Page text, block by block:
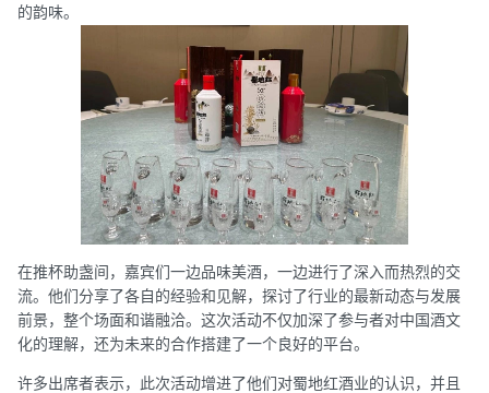
的韵味。
在推杯助盏间，嘉宾们一边品味美酒，一边进行了深入而热烈的交
流。他们分享了各自的经验和见解，探讨了行业的最新动态与发展
前景，整个场面和谐融洽。这次活动不仅加深了参与者对中国酒文
化的理解，还为未来的合作搭建了一个良好的平台。
许多出席者表示，此次活动增进了他们对蜀地红酒业的认识，并且